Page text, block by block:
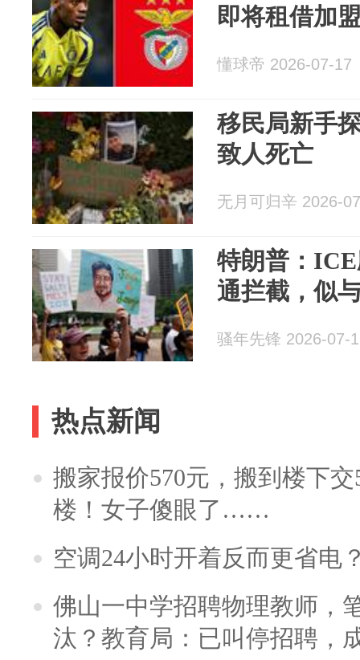
即将租借加
懂球帝 2026-07-17
移民局新手
致人死亡
无月可归辛 2026-
特朗普：
通拦截，似
骚年先锋 2026-07-
热点新闻
搬家报价570元，搬到楼下
楼！女子傻眼了……
空调24小时开着反而更省电
佛山一中学招聘物理教师，
汰？教育局：已叫停招聘，